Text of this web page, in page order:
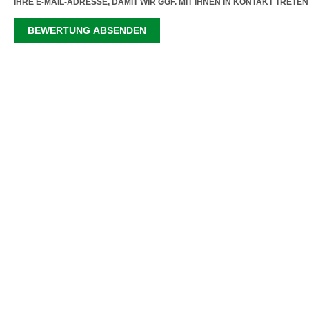
IHRE E-MAIL-ADRESSE, DAMIT WIR GGF. MIT IHNEN IN KONTAKT